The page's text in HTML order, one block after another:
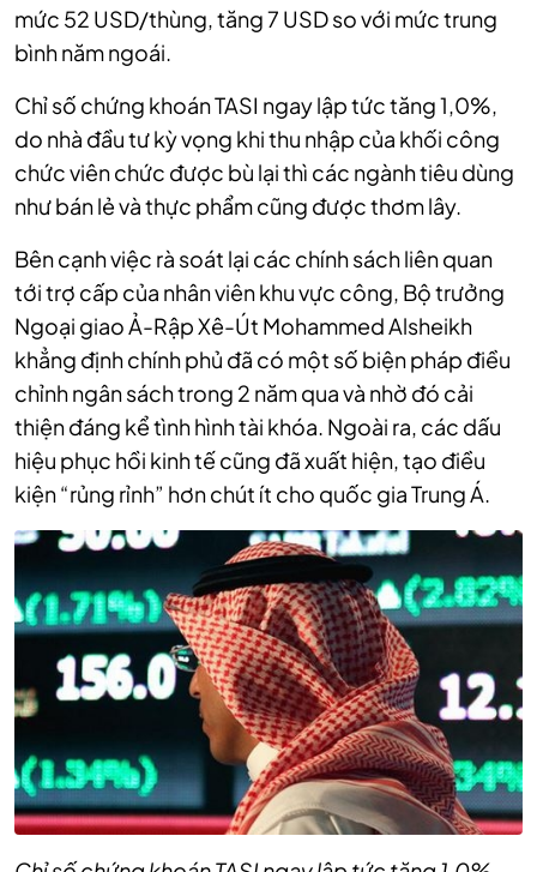
mức 52 USD/thùng, tăng 7 USD so với mức trung
bình năm ngoái.
Chỉ số chứng khoán TASI ngay lập tức tăng 1,0%,
do nhà đầu tư kỳ vọng khi thu nhập của khối công
chức viên chức được bù lại thì các ngành tiêu dùng
như bán lẻ và thực phẩm cũng được thơm lây.
Bên cạnh việc rà soát lại các chính sách liên quan
tới trợ cấp của nhân viên khu vực công, Bộ trưởng
Ngoại giao Ả-Rập Xê-Út Mohammed Alsheikh
khẳng định chính phủ đã có một số biện pháp điều
chỉnh ngân sách trong 2 năm qua và nhờ đó cải
thiện đáng kể tình hình tài khóa. Ngoài ra, các dấu
hiệu phục hồi kinh tế cũng đã xuất hiện, tạo điều
kiện “rủng rỉnh” hơn chút ít cho quốc gia Trung Á.